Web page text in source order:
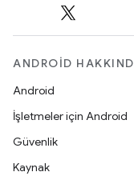
ANDROID
Android
İşletmeler için Android
Güvenlik
Kaynak